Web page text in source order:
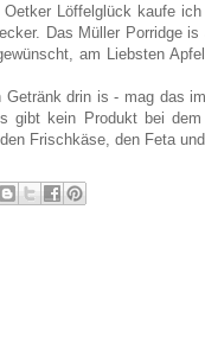
Löffelglück kaufe
Das Müller Porridge
am Liebsten
drin is - mag das
gibt kein Produkt bei
Frischkäse, den Feta